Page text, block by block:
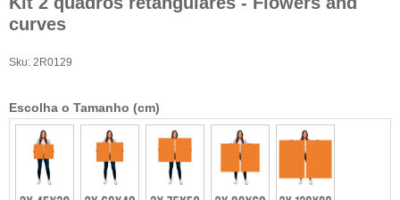
curves
Sku: 2R0129
Escolha o Tamanho (cm)